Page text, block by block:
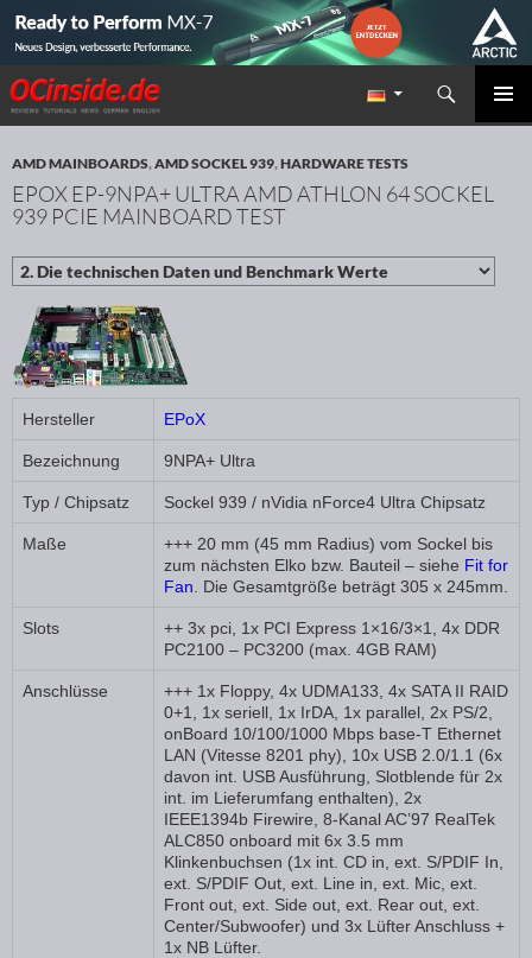
Redaktion ocinside.de PC Hardware Portal
Suchen
ZUM INHALT SPRINGEN
AMD MAINBOARDS,AMD SOCKEL 939,HARDWARE TESTS
EPOX EP-9NPA+ ULTRA AMD ATHLON 64 SOCKEL
939 PCIE MAINBOARD TEST
Hersteller EPoX
Bezeichnung 9NPA+ Ultra
Typ / Chipsatz Sockel 939 / nVidia nForce4 Ultra Chipsatz
Maße
+++ 20 mm (45 mm Radius) vom Sockel bis
zum nächsten Elko bzw. Bauteil – siehe Fit for
Fan. Die Gesamtgröße beträgt 305 x 245mm.
Slots
++ 3x pci, 1x PCI Express 1×16/3×1, 4x DDR
PC2100 – PC3200 (max. 4GB RAM)
Anschlüsse
+++ 1x Floppy, 4x UDMA133, 4x SATA II RAID
0+1, 1x seriell, 1x IrDA, 1x parallel, 2x PS/2,
onBoard 10/100/1000 Mbps base-T Ethernet
LAN (Vitesse 8201 phy), 10x USB 2.0/1.1 (6x
davon int. USB Ausführung, Slotblende für 2x
int. im Lieferumfang enthalten), 2x
IEEE1394b Firewire, 8-Kanal AC’97 RealTek
ALC850 onboard mit 6x 3.5 mm
Klinkenbuchsen (1x int. CD in, ext. S/PDIF In,
ext. S/PDIF Out, ext. Line in, ext. Mic, ext.
Front out, ext. Side out, ext. Rear out, ext.
Center/Subwoofer) und 3x Lüfter Anschluss +
1x NB Lüfter.